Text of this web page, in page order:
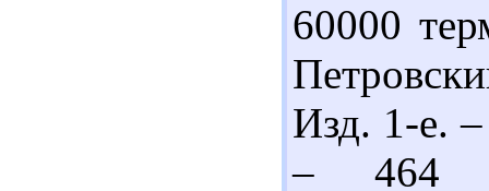
60000
Изд. 1-е.
– 464